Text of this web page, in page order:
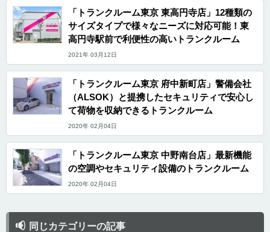
「トランクルーム東京 東高円寺店」12種類の
サイズタイプで様々なニーズに対応可能！東
高円寺駅前で利便性の高いトランクルーム
2021年 03月12日
「トランクルーム東京 府中新町店」警備会社
（ALSOK）と提携したセキュリティで安心し
て荷物を収納できるトランクルーム
2020年 02月04日
「トランクルーム東京 中野南台店」最新機能
の空調やセキュリティ設備のトランクルーム
2020年 02月04日
同じカテゴリーの記事